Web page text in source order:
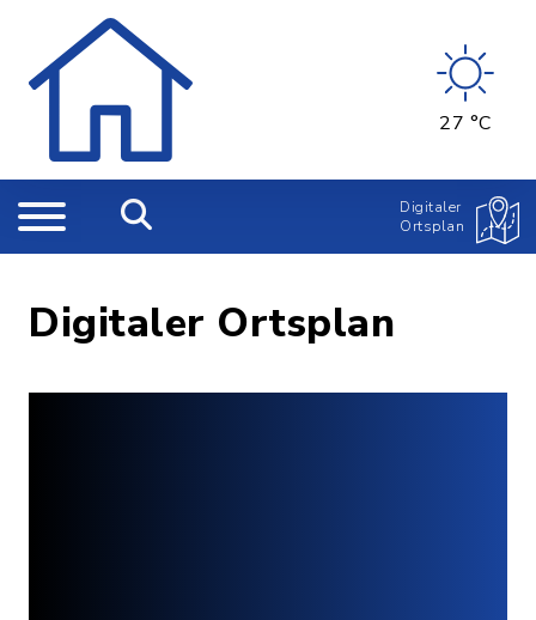
27 °C
Digitaler
Ortsplan
Digitaler Ortsplan